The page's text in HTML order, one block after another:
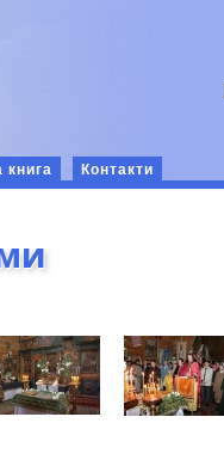
книга Контакти